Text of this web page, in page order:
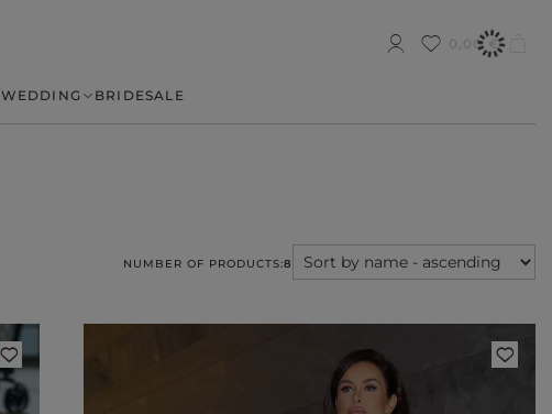
0,00 €
WEDDING BRIDESALE
NUMBER OF PRODUCTS:8